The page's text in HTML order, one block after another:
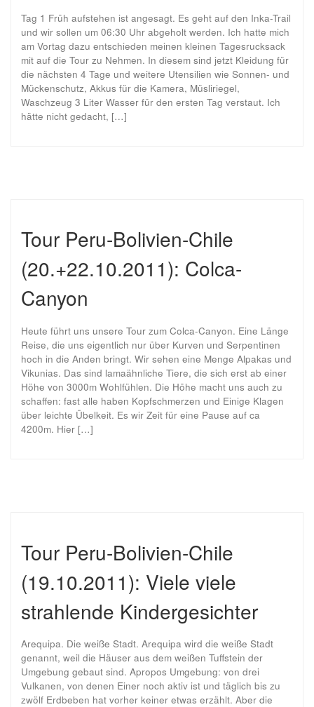
Tag 1 Früh aufstehen ist angesagt. Es geht auf den Inka-Trail
und wir sollen um 06:30 Uhr abgeholt werden. Ich hatte mich
am Vortag dazu entschieden meinen kleinen Tagesrucksack
mit auf die Tour zu Nehmen. In diesem sind jetzt Kleidung für
die nächsten 4 Tage und weitere Utensilien wie Sonnen- und
Mückenschutz, Akkus für die Kamera, Müsliriegel,
Waschzeug 3 Liter Wasser für den ersten Tag verstaut. Ich
hätte nicht gedacht, […]
Tour Peru-Bolivien-Chile
(20.+22.10.2011): Colca-
Canyon
Heute führt uns unsere Tour zum Colca-Canyon. Eine Länge
Reise, die uns eigentlich nur über Kurven und Serpentinen
hoch in die Anden bringt. Wir sehen eine Menge Alpakas und
Vikunias. Das sind lamaähnliche Tiere, die sich erst ab einer
Höhe von 3000m Wohlfühlen. Die Höhe macht uns auch zu
schaffen: fast alle haben Kopfschmerzen und Einige Klagen
über leichte Übelkeit. Es wir Zeit für eine Pause auf ca
4200m. Hier […]
Tour Peru-Bolivien-Chile
(19.10.2011): Viele viele
strahlende Kindergesichter
Arequipa. Die weiße Stadt. Arequipa wird die weiße Stadt
genannt, weil die Häuser aus dem weißen Tuffstein der
Umgebung gebaut sind. Apropos Umgebung: von drei
Vulkanen, von denen Einer noch aktiv ist und täglich bis zu
zwölf Erdbeben hat vorher keiner etwas erzählt. Aber die